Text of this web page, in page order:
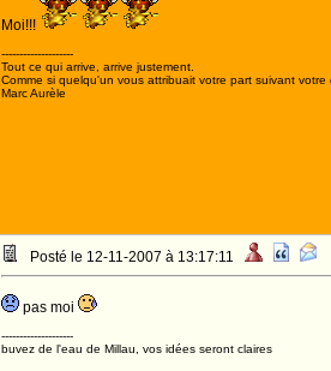
Moi!!!
--------------------
Tout ce qui arrive, arrive justement.
Comme si quelqu'un vous attribuait votre part suivant votre
Marc Aurèle
Posté le 12-11-2007 à 13:17:11
pas moi
--------------------
buvez de l'eau de Millau, vos idées seront claires